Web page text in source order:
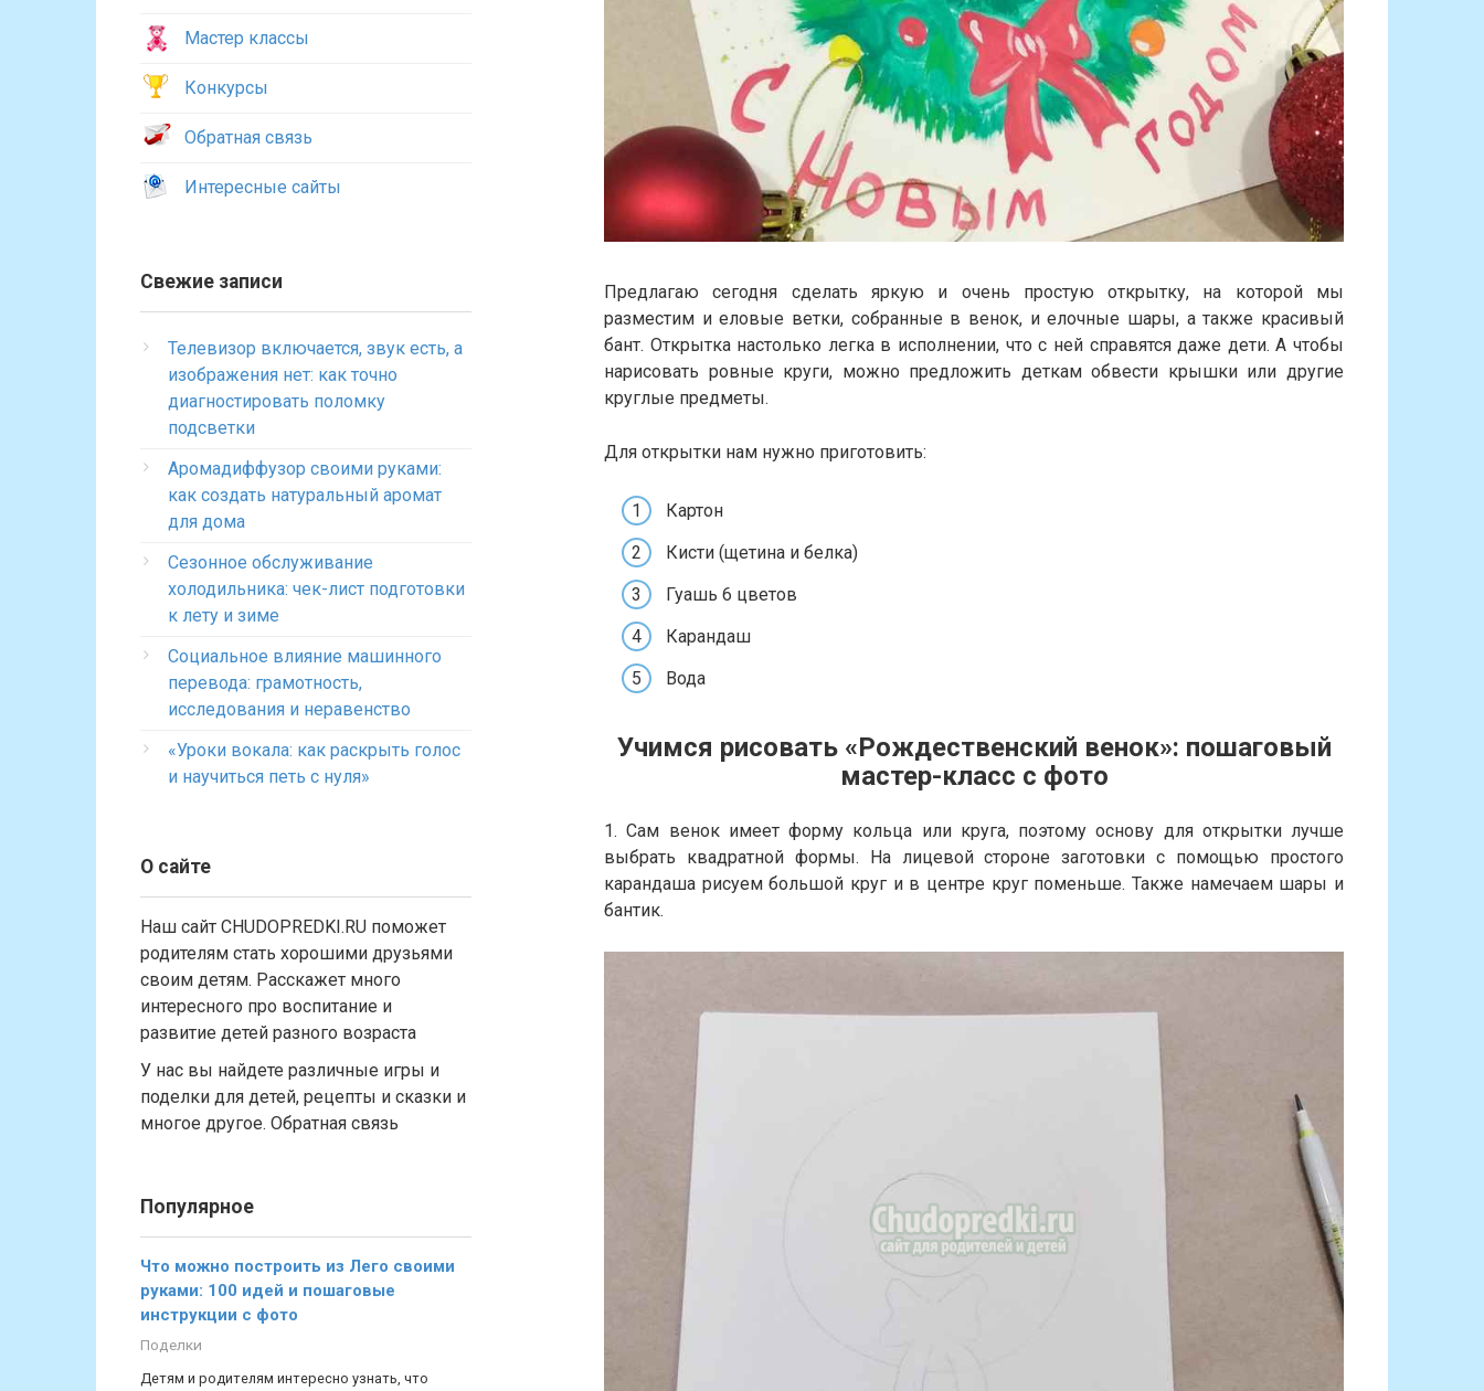
Предлагаю сегодня сделать яркую и очень простую открытку, на которой мы
разместим и еловые ветки, собранные в венок, и елочные шары, а также красивый
бант. Открытка настолько легка в исполнении, что с ней справятся даже дети. А чтобы
нарисовать ровные круги, можно предложить деткам обвести крышки или другие
круглые предметы.
Для открытки нам нужно приготовить:
Картон
Кисти (щетина и белка)
Гуашь 6 цветов
Карандаш
Вода
Учимся рисовать «Рождественский венок»: пошаговый
мастер-класс с фото
1. Сам венок имеет форму кольца или круга, поэтому основу для открытки лучше
выбрать квадратной формы. На лицевой стороне заготовки с помощью простого
карандаша рисуем большой круг и в центре круг поменьше. Также намечаем шары и
бантик.
Мастер классы
Конкурсы
Обратная связь
Интересные сайты
Свежие записи
Телевизор включается, звук есть, а
изображения нет: как точно
диагностировать поломку
подсветки
Аромадиффузор своими руками:
как создать натуральный аромат
для дома
Сезонное обслуживание
холодильника: чек-лист подготовки
к лету и зиме
Социальное влияние машинного
перевода: грамотность,
исследования и неравенство
«Уроки вокала: как раскрыть голос
и научиться петь с нуля»
О сайте
Наш сайт CHUDOPREDKI.RU поможет
родителям стать хорошими друзьями
своим детям. Расскажет много
интересного про воспитание и
развитие детей разного возраста
У нас вы найдете различные игры и
поделки для детей, рецепты и сказки и
многое другое. Обратная связь
Популярное
Что можно построить из Лего своими
руками: 100 идей и пошаговые
инструкции с фото
Поделки
Детям и родителям интересно узнать, что